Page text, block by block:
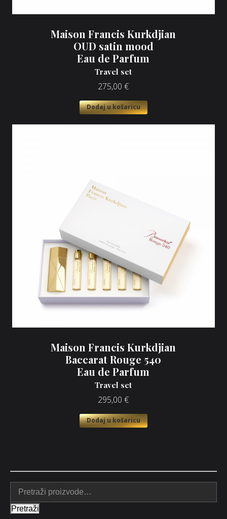
Maison Francis Kurkdjian
OUD satin mood
Eau de Parfum
Travel set
275,00 €
Dodaj u košaricu
Maison Francis Kurkdjian
Baccarat Rouge 540
Eau de Parfum
Travel set
295,00 €
Dodaj u košaricu
Pretraži